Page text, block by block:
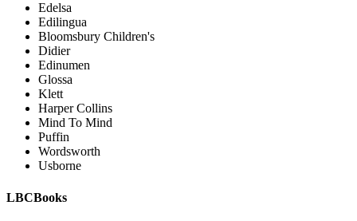
Edelsa
Edilingua
Bloomsbury Children's
Didier
Edinumen
Glossa
Klett
Harper Collins
Mind To Mind
Puffin
Wordsworth
Usborne
LBCBooks